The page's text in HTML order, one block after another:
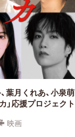
葉月くれあ、小泉萌
」応援プロジェクト
映画